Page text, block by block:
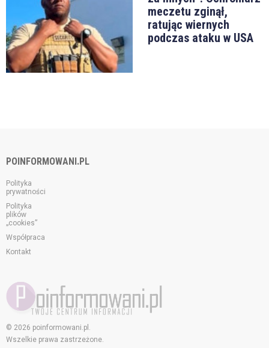
meczetu zginął,
ratując wiernych
podczas ataku w USA
POINFORMOWANI.PL
Polityka
prywatności
Polityka
plików
„cookies”
Współpraca
Kontakt
© 2026 poinformowani.pl.
Wszelkie prawa zastrzeżone.